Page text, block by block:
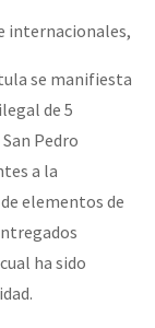
internacionales,
se manifiesta
de 5
Pedro
a la
elementos de
ha sido